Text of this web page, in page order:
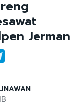
Jerman